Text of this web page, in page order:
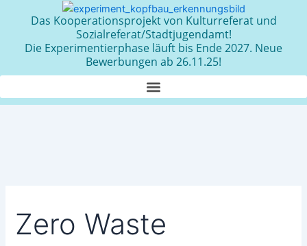
Das Kooperationsprojekt von Kulturreferat und
Sozialreferat/Stadtjugendamt!
Die Experimentierphase läuft bis Ende 2027. Neue
Bewerbungen ab 26.11.25!
Zero Waste